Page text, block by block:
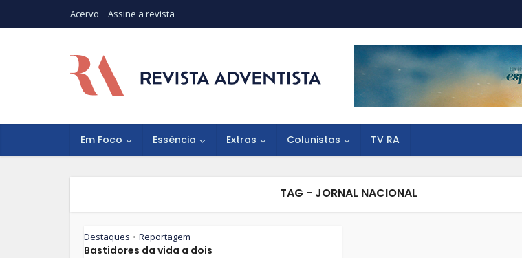
Acervo Assine a revista
Em Foco Essência Extras Colunistas TV RA
TAG - JORNAL NACIONAL
Destaques • Reportagem
Bastidores da vida a dois